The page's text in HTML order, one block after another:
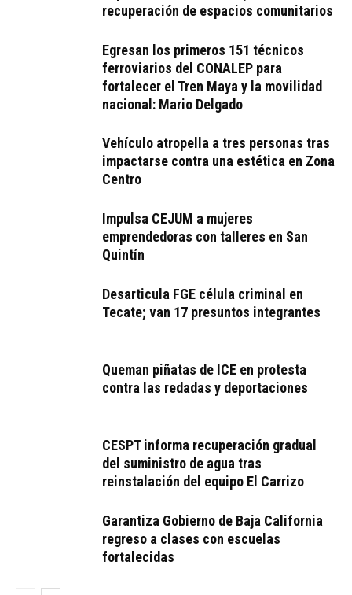
recuperación de espacios comunitarios
Egresan los primeros 151 técnicos
ferroviarios del CONALEP para
fortalecer el Tren Maya y la movilidad
nacional: Mario Delgado
Vehículo atropella a tres personas tras
impactarse contra una estética en Zona
Centro
Impulsa CEJUM a mujeres
emprendedoras con talleres en San
Quintín
Desarticula FGE célula criminal en
Tecate; van 17 presuntos integrantes
Queman piñatas de ICE en protesta
contra las redadas y deportaciones
CESPT informa recuperación gradual
del suministro de agua tras
reinstalación del equipo El Carrizo
Garantiza Gobierno de Baja California
regreso a clases con escuelas
fortalecidas